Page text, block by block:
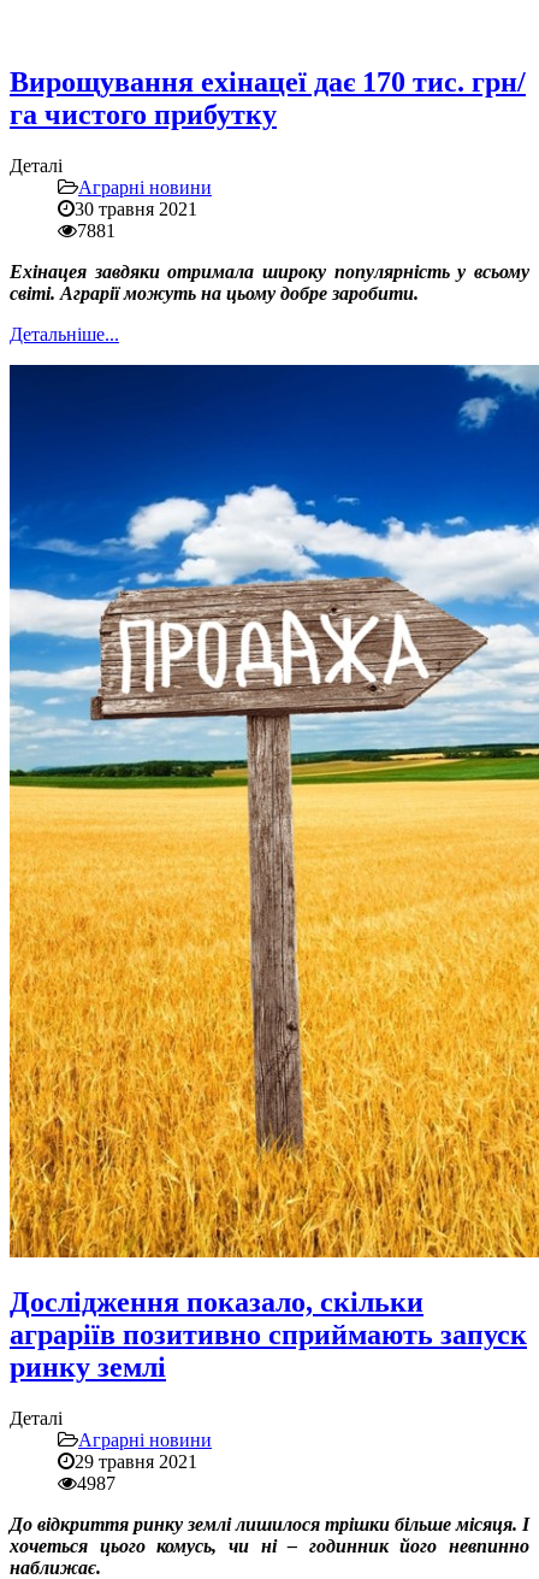
Вирощування ехінацеї дає 170 тис. грн/
га чистого прибутку
Деталі
Аграрні новини
30 травня 2021
7881
Ехінацея завдяки отримала широку популярність у всьому
світі. Аграрії можуть на цьому добре заробити.
Детальніше...
Дослідження показало, скільки
аграріїв позитивно сприймають запуск
ринку землі
Деталі
Аграрні новини
29 травня 2021
4987
До відкриття ринку землі лишилося трішки більше місяця. І
хочеться цього комусь, чи ні – годинник його невпинно
наближає.